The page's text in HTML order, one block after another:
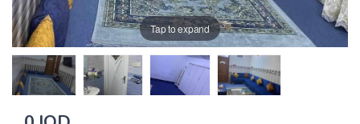
Tap to expand